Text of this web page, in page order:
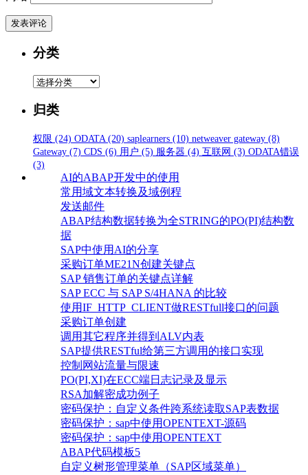
分类
分
归类
权限 (24) ODATA (20) saplearners (10) netweaver gateway (8)
Gateway (7) CDS (6) 用户 (5) 服务器 (4) 互联网 (3) ODATA错误
(3)
AI的ABAP开发中的使用
常用域文本转换及域例程
发送邮件
ABAP结构数据转换为全STRING的PO(PI)结构数
据
SAP中使用AI的分享
采购订单ME21N创建关键点
SAP 销售订单的关键点详解
SAP ECC 与 SAP S/4HANA 的比较
使用IF_HTTP_CLIENT做RESTfull接口的问题
采购订单创建
调用其它程序并得到ALV内表
SAP提供RESTful给第三方调用的接口实现
控制网站流量与限速
PO(PI,XI)在ECC端日志记录及显示
RSA加解密成功例子
密码保护：自定义条件跨系统读取SAP表数据
密码保护：sap中使用OPENTEXT-源码
密码保护：sap中使用OPENTEXT
ABAP代码模板5
自定义树形管理菜单（SAP区域菜单）